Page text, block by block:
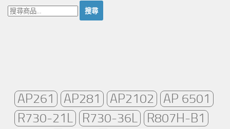
搜
尋：
AP261 AP281 AP2102
AP 6501
R730-21L
R730-36L
R807H-B1